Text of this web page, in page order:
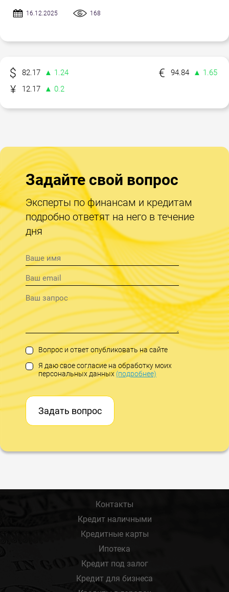
16.12.2025 168
82.17 ▲ 1.24 94.84
▲ 1.65
12.17
▲ 0.2
Задайте свой вопрос
Эксперты по финансам и кредитам
подробно ответят на него в течение
дня
Вопрос и ответ опубликовать на сайте
Я даю свое согласие на обработку моих
персональных данных(подробнее)
Задать вопрос
Контакты
Кредит наличными
Кредитные карты
Ипотека
Кредит под залог
Кредит для бизнеса